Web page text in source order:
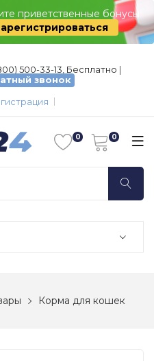
приветственные бонусы
500-33-13, Бесплатно |
звонок
Корма для кошек